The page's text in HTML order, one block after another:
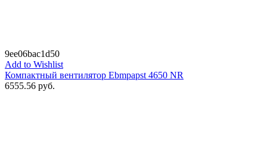
9ee06bac1d50
Add to Wishlist
Компактный вентилятор Ebmpapst 4650 NR
6555.56 руб.